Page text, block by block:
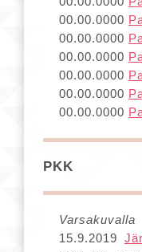
00.00.0000
00.00.0000
00.00.0000
00.00.0000
00.00.0000
00.00.0000
PKK
Varsakuvalla
15.9.2019